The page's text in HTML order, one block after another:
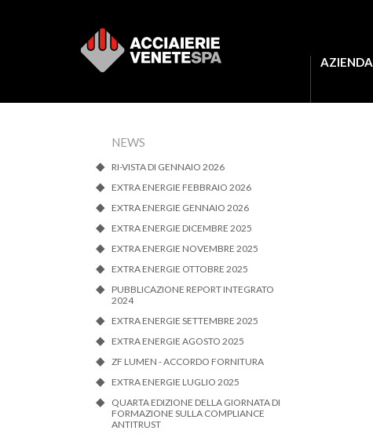
AZIENDA
NEWS
RI-VISTA DI GENNAIO 2026
EXTRA ENERGIE FEBBRAIO 2026
EXTRA ENERGIE GENNAIO 2026
EXTRA ENERGIE DICEMBRE 2025
EXTRA ENERGIE NOVEMBRE 2025
EXTRA ENERGIE OTTOBRE 2025
PUBBLICAZIONE REPORT INTEGRATO
2024
EXTRA ENERGIE SETTEMBRE 2025
EXTRA ENERGIE AGOSTO 2025
ZF LUMEN - ACCORDO FORNITURA
EXTRA ENERGIE LUGLIO 2025
QUARTA EDIZIONE DELLA GIORNATA DI
FORMAZIONE SULLA COMPLIANCE
ANTITRUST